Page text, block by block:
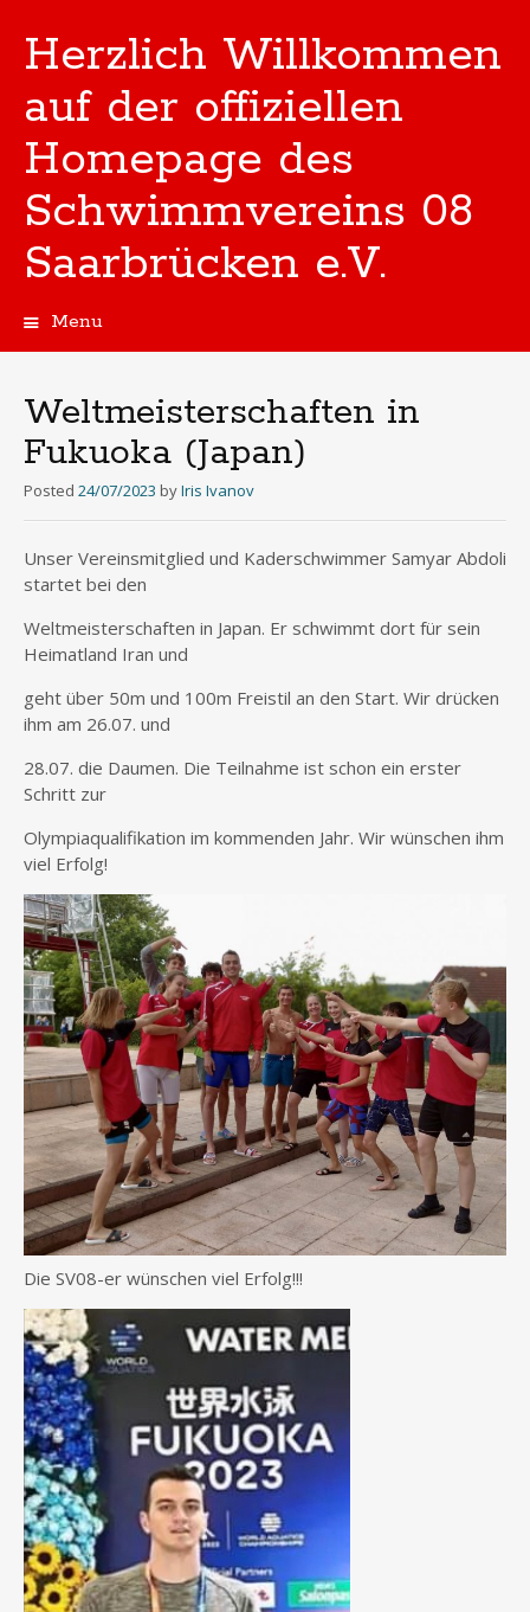
Herzlich Willkommen
auf der offiziellen
Homepage des
Schwimmvereins 08
Saarbrücken e.V.
Menu
Weltmeisterschaften in
Fukuoka (Japan)
Posted 24/07/2023 byIris Ivanov
Unser Vereinsmitglied und Kaderschwimmer Samyar Abdoli
startet bei den
Weltmeisterschaften in Japan. Er schwimmt dort für sein
Heimatland Iran und
geht über 50m und 100m Freistil an den Start. Wir drücken
ihm am 26.07. und
28.07. die Daumen. Die Teilnahme ist schon ein erster
Schritt zur
Olympiaqualifikation im kommenden Jahr. Wir wünschen ihm
viel Erfolg!
Die SV08-er wünschen viel Erfolg!!!